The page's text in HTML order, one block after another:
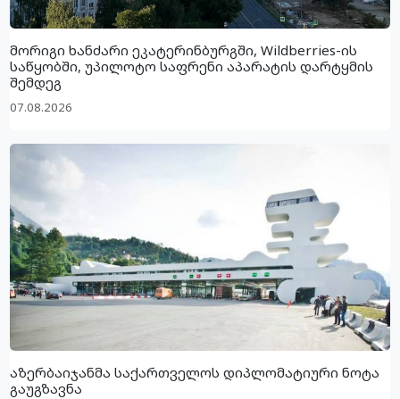
მორიგი ხანძარი ეკატერინბურგში, Wildberries-ის
საწყობში, უპილოტო საფრენი აპარატის დარტყმის
შემდეგ
07.08.2026
აზერბაიჯანმა საქართველოს დიპლომატიური ნოტა
გაუგზავნა